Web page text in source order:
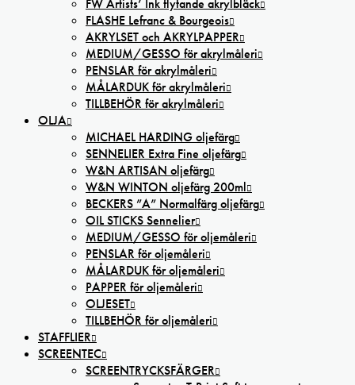
FW Artists’ Ink flytande akrylbläck
FLASHE Lefranc & Bourgeois
AKRYLSET och AKRYLPAPPER
MEDIUM/GESSO för akrylmåleri
PENSLAR för akrylmåleri
MÅLARDUK för akrylmåleri
TILLBEHÖR för akrylmåleri
OLJA
MICHAEL HARDING oljefärg
SENNELIER Extra Fine oljefärg
W&N ARTISAN oljefärg
W&N WINTON oljefärg 200ml
BECKERS ”A” Normalfärg oljefärg
OIL STICKS Sennelier
MEDIUM/GESSO för oljemåleri
PENSLAR för oljemåleri
MÅLARDUK för oljemåleri
PAPPER för oljemåleri
OLJESET
TILLBEHÖR för oljemåleri
STAFFLIER
SCREENTEC
SCREENTRYCKSFÄRGER